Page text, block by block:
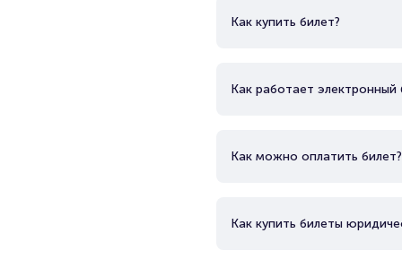
Как купить билет?
Как работает электронный
Как можно оплатить билет?
Как купить билеты